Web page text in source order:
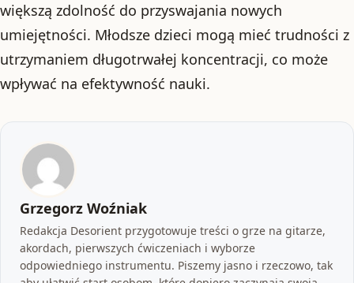
większą zdolność do przyswajania nowych
umiejętności. Młodsze dzieci mogą mieć trudności z
utrzymaniem długotrwałej koncentracji, co może
wpływać na efektywność nauki.
Grzegorz Woźniak
Redakcja Desorient przygotowuje treści o grze na gitarze,
akordach, pierwszych ćwiczeniach i wyborze
odpowiedniego instrumentu. Piszemy jasno i rzeczowo, tak